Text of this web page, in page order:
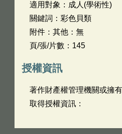
適用對象：成人(學術性)
關鍵詞：彩色貝類
附件：其他：無
頁/張/片數：145
授權資訊
著作財產權管理機關或擁有
取得授權資訊：